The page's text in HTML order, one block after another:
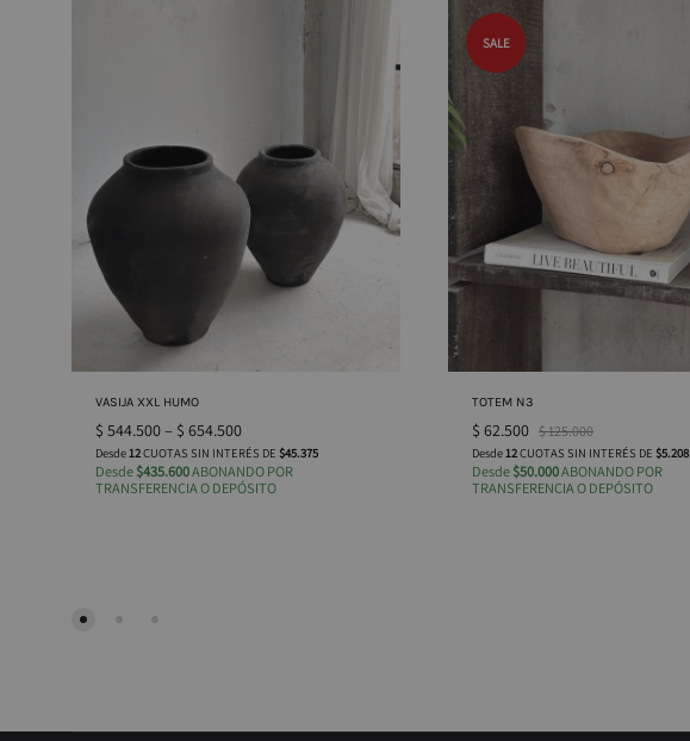
VASIJA XXL HUMO
$ 544.500– $ 654.500
Desde 12CUOTAS SIN INTERÉS DE $45.375
Desde$435.600ABONANDO POR
TRANSFERENCIA O DEPÓSITO
SALE
TOTEM N3
$ 62.500 $125.000
Desde 12CUOTAS SIN INTERÉS DE $5.208
Desde$50.000ABONANDO POR
TRANSFERENCIA O DEPÓSITO